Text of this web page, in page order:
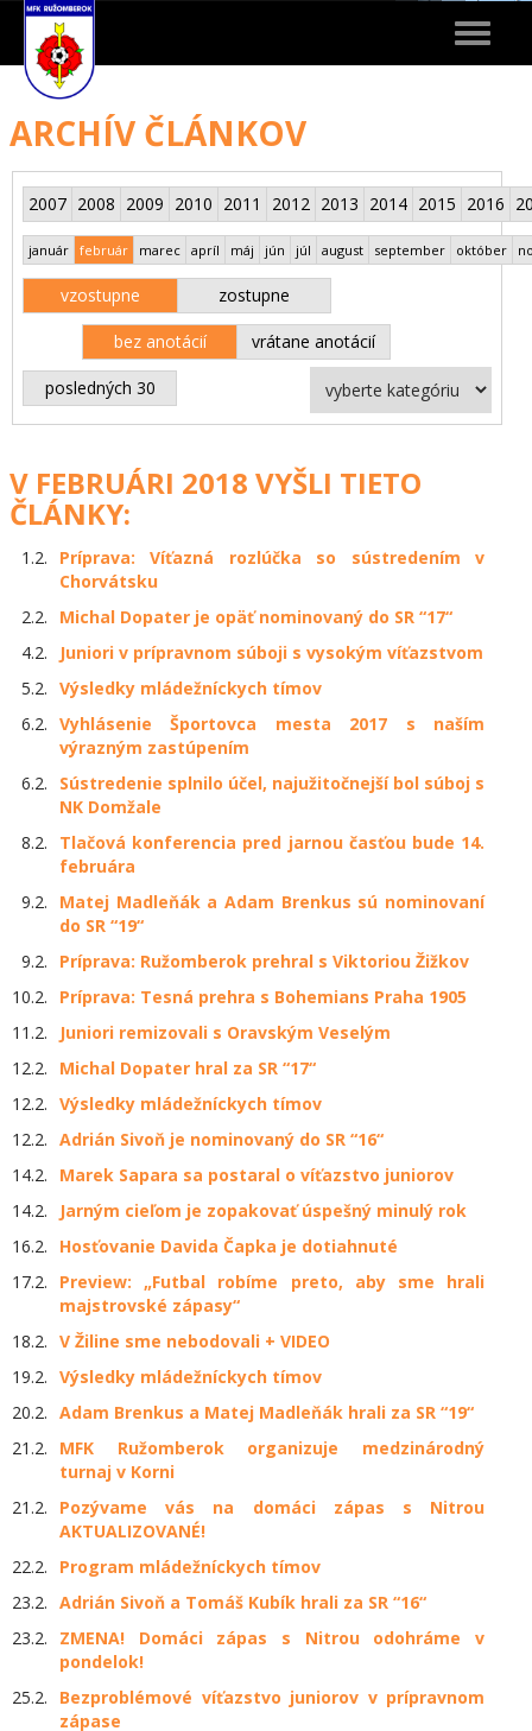
Toggle
ARCHÍV ČLÁNKOV
2007 2008 2009 2010 2011 2012 2013 2014 2015 2016
január február marec apríl máj jún júl august september október
vzostupne zostupne
bez anotácií vrátane anotácií
posledných 30
V FEBRUÁRI 2018 VYŠLI TIETO
ČLÁNKY:
1.2.
Príprava: Víťazná rozlúčka so sústredením v
Chorvátsku
2.2.
Michal Dopater je opäť nominovaný do SR “17“
4.2.
Juniori v prípravnom súboji s vysokým víťazstvom
5.2. Výsledky mládežníckych tímov
6.2. Vyhlásenie Športovca mesta 2017 s naším
výrazným zastúpením
6.2.
Sústredenie splnilo účel, najužitočnejší bol súboj s
NK Domžale
8.2.
Tlačová konferencia pred jarnou časťou bude 14.
februára
9.2.
Matej Madleňák a Adam Brenkus sú nominovaní
do SR “19“
9.2.
Príprava: Ružomberok prehral s Viktoriou Žižkov
10.2.
Príprava: Tesná prehra s Bohemians Praha 1905
11.2.
Juniori remizovali s Oravským Veselým
12.2.
Michal Dopater hral za SR “17“
12.2. Výsledky mládežníckych tímov
12.2. Adrián Sivoň je nominovaný do SR “16“
14.2.
Marek Sapara sa postaral o víťazstvo juniorov
14.2.
Jarným cieľom je zopakovať úspešný minulý rok
16.2.
Hosťovanie Davida Čapka je dotiahnuté
17.2.
Preview: „Futbal robíme preto, aby sme hrali
majstrovské zápasy“
18.2. V Žiline sme nebodovali + VIDEO
19.2. Výsledky mládežníckych tímov
20.2. Adam Brenkus a Matej Madleňák hrali za SR “19“
21.2.
MFK Ružomberok organizuje medzinárodný
turnaj v Korni
21.2.
Pozývame vás na domáci zápas s Nitrou
AKTUALIZOVANÉ!
22.2.
Program mládežníckych tímov
23.2. Adrián Sivoň a Tomáš Kubík hrali za SR “16“
23.2.
ZMENA! Domáci zápas s Nitrou odohráme v
pondelok!
25.2.
Bezproblémové víťazstvo juniorov v prípravnom
zápase